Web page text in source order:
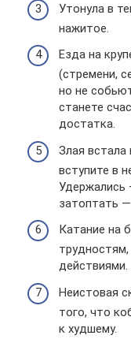
Утонула в
нажитое.
Езда на
(стремени,
но не
станете
достатка.
Злая
вступите в
Удержались
затоптать
Катание на
действиями.
Неистовая
того, что
к худшему.